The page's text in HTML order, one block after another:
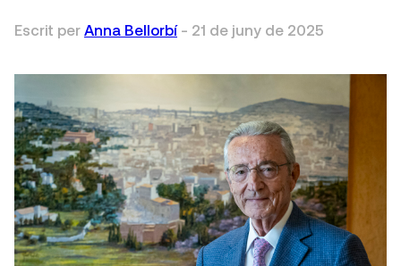
Escrit per Anna Bellorbí- 21 de juny de 2025